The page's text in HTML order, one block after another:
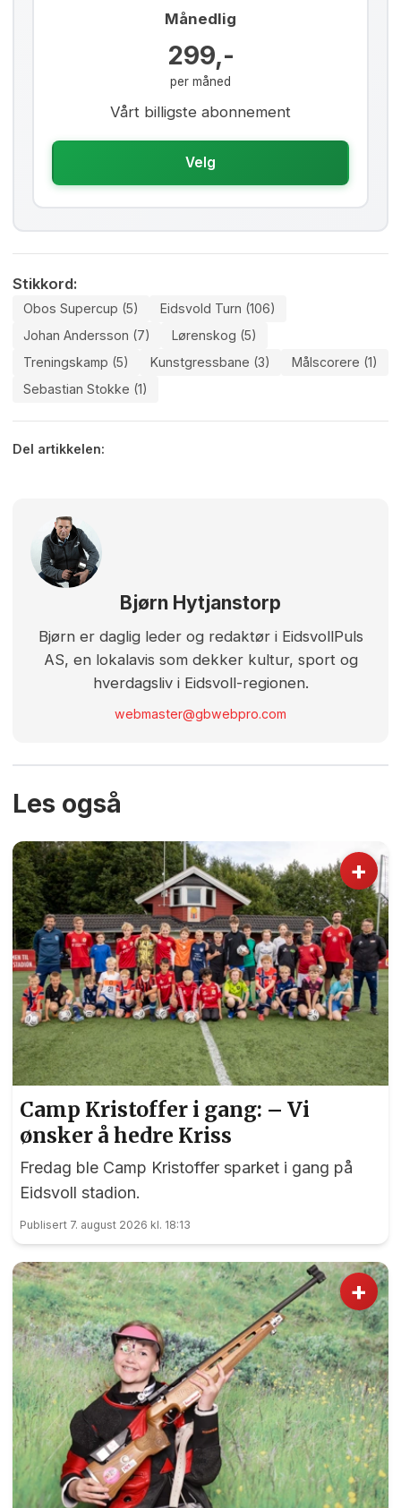
Månedlig
299,-
per måned
Vårt billigste abonnement
Velg
Stikkord:
Obos Supercup (5)
Eidsvold Turn (106)
Johan Andersson (7)
Lørenskog (5)
Treningskamp (5)
Kunstgressbane (3)
Målscorere (1)
Sebastian Stokke (1)
Del artikkelen:
Bjørn Hytjanstorp
Bjørn er daglig leder og redaktør i EidsvollPuls
AS, en lokalavis som dekker kultur, sport og
hverdagsliv i Eidsvoll-regionen.
webmaster@gbwebpro.com
Les også
+
Camp Kristoffer i gang: – Vi
ønsker å hedre Kriss
Fredag ble Camp Kristoffer sparket i gang på
Eidsvoll stadion.
Publisert 7. august 2026 kl. 18:13
+